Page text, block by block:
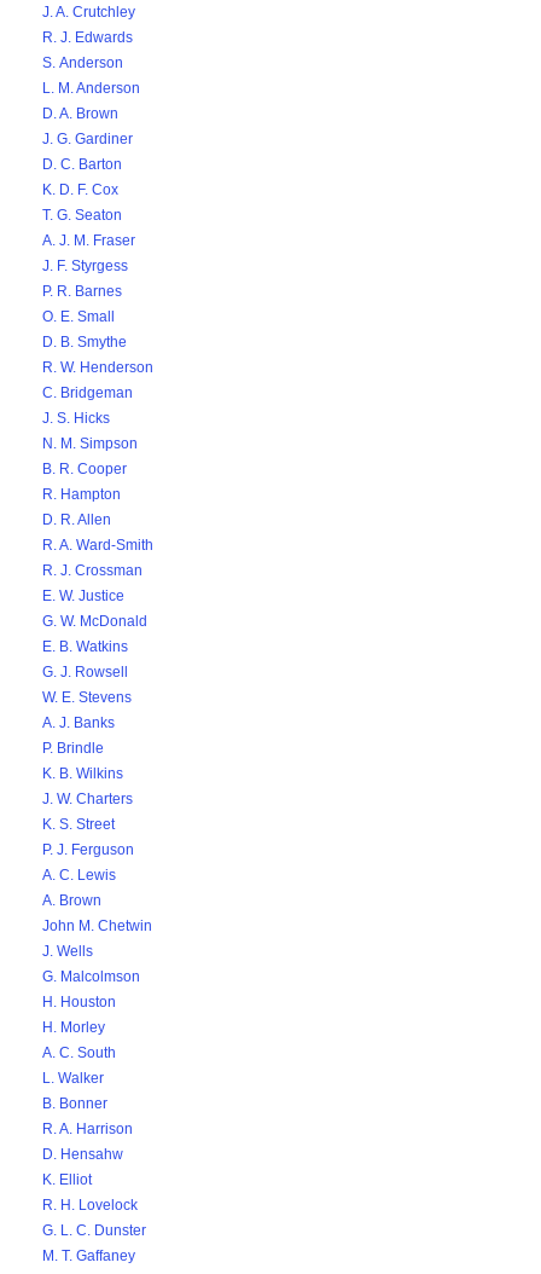
J. A. Crutchley
R. J. Edwards
S. Anderson
L. M. Anderson
D. A. Brown
J. G. Gardiner
D. C. Barton
K. D. F. Cox
T. G. Seaton
A. J. M. Fraser
J. F. Styrgess
P. R. Barnes
O. E. Small
D. B. Smythe
R. W. Henderson
C. Bridgeman
J. S. Hicks
N. M. Simpson
B. R. Cooper
R. Hampton
D. R. Allen
R. A. Ward-Smith
R. J. Crossman
E. W. Justice
G. W. McDonald
E. B. Watkins
G. J. Rowsell
W. E. Stevens
A. J. Banks
P. Brindle
K. B. Wilkins
J. W. Charters
K. S. Street
P. J. Ferguson
A. C. Lewis
A. Brown
John M. Chetwin
J. Wells
G. Malcolmson
H. Houston
H. Morley
A. C. South
L. Walker
B. Bonner
R. A. Harrison
D. Hensahw
K. Elliot
R. H. Lovelock
G. L. C. Dunster
M. T. Gaffaney